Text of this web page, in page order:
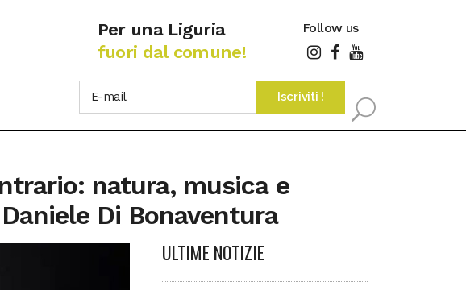
Per una Liguria
fuori dal comune!
Follow us
natura, musica e
Di Bonaventura
ULTIME NOTIZIE